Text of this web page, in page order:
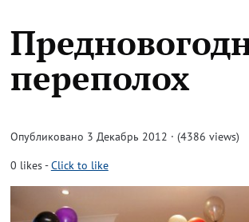
переполох
Опубликовано 3 Декабрь 2012 · (4386 views)
0 likes-Click to like